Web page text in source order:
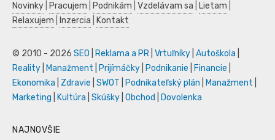
Novinky Pracujem Podnikám Vzdelávam sa Lietam
Relaxujem
Inzercia Kontakt
© 2010 - 2026 SEO Reklama a PR Vrtuľníky Autoškola
Reality
Manažment Prijímáčky Podnikanie Financie
Ekonomika
Zdravie SWOT Podnikateľský plán Manažment
Marketing
Kultúra Skúšky Obchod Dovolenka
NAJNOVŠIE